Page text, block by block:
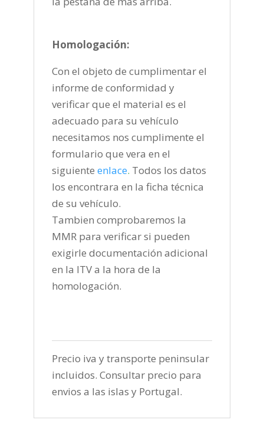
Homologación:
Con el objeto de cumplimentar el
informe de conformidad y
verificar que el material es el
adecuado para su vehículo
necesitamos nos cumplimente el
formulario que vera en el
siguiente enlace. Todos los datos
los encontrara en la ficha técnica
de su vehículo.
Tambien comprobaremos la
MMR para verificar si pueden
exigirle documentación adicional
en la ITV a la hora de la
homologación.
Precio iva y transporte peninsular
incluidos. Consultar precio para
envios a las islas y Portugal.